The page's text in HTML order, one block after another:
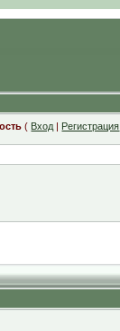
( Вход | Регистрация